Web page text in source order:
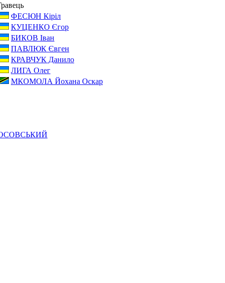
ФЕСЮН Кіріл
КУЦЕНКО Єгор
БИКОВ Іван
ПАВЛЮК Євген
КРАВЧУК Данило
ЛИГА Олег
МКОМОЛА Йохана Оскар